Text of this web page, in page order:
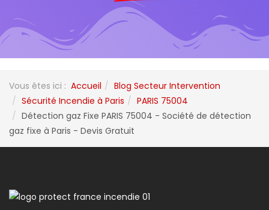
Vous êtes ici : Accueil
Blog Secteur Intervention
Sécurité Incendie à Paris
PARIS 75004
Détection gaz Fixe PARIS 75004 - Société de détection
gaz fixe à Paris - Devis Gratuit